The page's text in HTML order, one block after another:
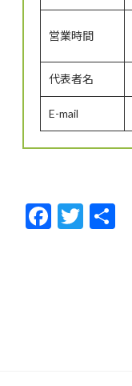
営業時間
代表者名
E-mail
F
T